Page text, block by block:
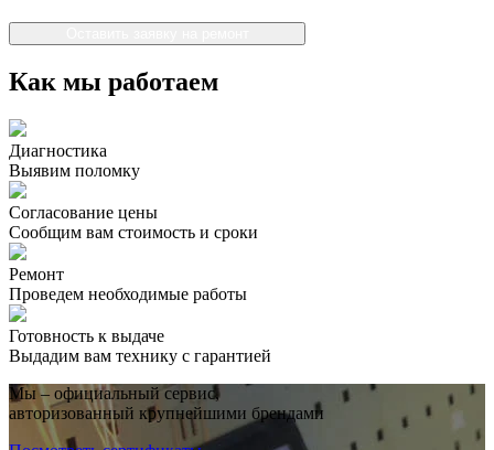
Как мы работаем
Диагностика
Выявим поломку
Согласование цены
Сообщим вам стоимость и сроки
Ремонт
Проведем необходимые работы
Готовность к выдаче
Выдадим вам технику с гарантией
Мы – официальный сервис,
авторизованный крупнейшими брендами